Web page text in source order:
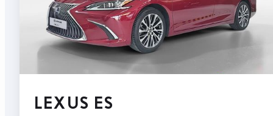
LEXUS ES